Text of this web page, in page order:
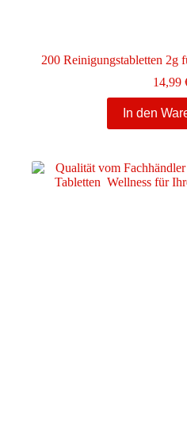
200 Reinigungstabletten 2g
14,99
In den